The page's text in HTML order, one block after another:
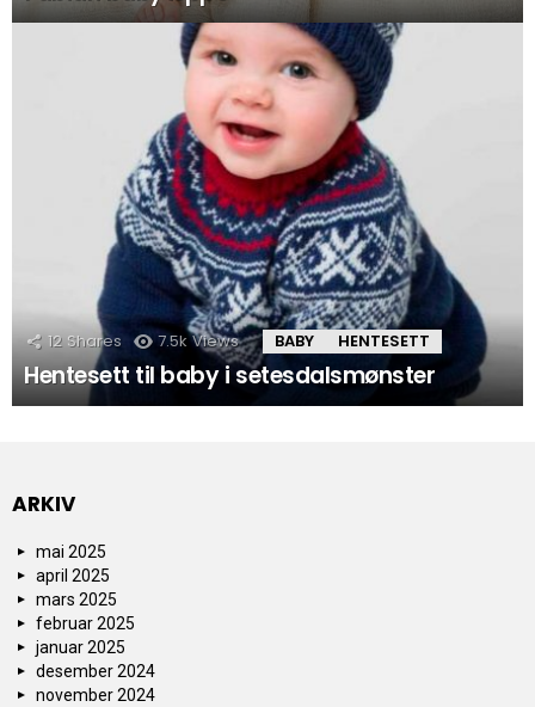
12 Shares 7.5k Views BABY HENTESETT
Hentesett til baby i setesdalsmønster
ARKIV
mai 2025
april 2025
mars 2025
februar 2025
januar 2025
desember 2024
november 2024